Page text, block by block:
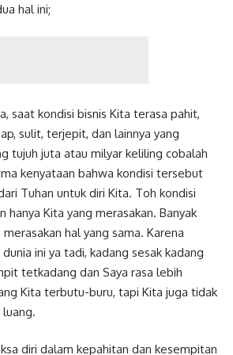
hal ini;
saat kondisi bisnis Kita terasa pahit,
sulit, terjepit, dan lainnya yang
tujuh juta atau milyar keliling cobalah
kenyataan bahwa kondisi tersebut
Tuhan untuk diri Kita. Toh kondisi
hanya Kita yang merasakan. Banyak
hal yang sama. Karena
ini ya tadi, kadang sesak kadang
tetkadang dan Saya rasa lebih
Kita terbutu-buru, tapi Kita juga tidak
diri dalam kepahitan dan kesempitan